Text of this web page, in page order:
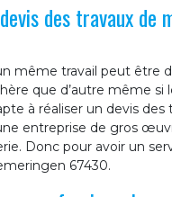
des travaux de
même travail peut
que d’autre même si
à réaliser un devis
entreprise de gros
Donc pour avoir un
67430.